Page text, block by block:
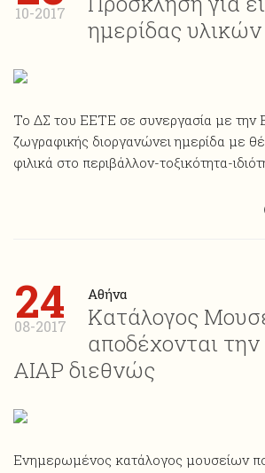
10-2017
ημερίδας υλικών
Το ΔΣ του ΕΕΤΕ σε συνεργασία με την
ζωγραφικής διοργανώνει ημερίδα με
φιλικά στο περιβάλλον-τοξικότητα-
24
08-2017
Αθήνα
Κατάλογος
αποδέχονται
ΑΙΑP διεθνώς
Ενημερωμένος κατάλογος μουσείων